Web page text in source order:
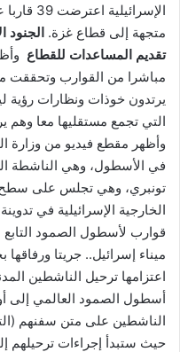
متجهة إلى قطاع غزة. الجنود
تقديم المساعدات للقطاع
مباشرا من القوارب وتحققت
يرتدون خوذات ونظارات رؤية
التي تجمع مستقليها معا وهم
وأظهر مقطع فيديو من وزارة
في الأسطول، وهي الناشطة
تونبري، وهي تجلس على سطح
الخارجية الإسرائيلية في
قوارب لأسطول الصمود
ميناء إسرائيل.. جريتا
اعتزامها ترحيل الناشطين
أسطول الصمود العالمي إلى
الناشطين على متن سفنهم
حيث ستبدأ إجراءات ترحيلهم